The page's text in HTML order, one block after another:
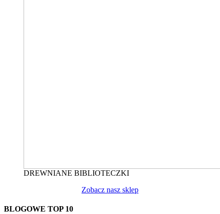
DREWNIANE BIBLIOTECZKI
Zobacz nasz sklep
BLOGOWE TOP 10